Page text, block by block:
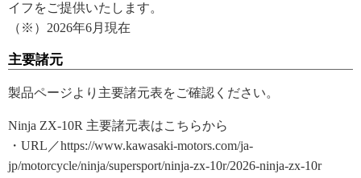
イフをご提供いたします。
（※）2026年6月現在
主要諸元
製品ページより主要諸元表をご確認ください。
Ninja ZX-10R 主要諸元表はこちらから
・URL／https://www.kawasaki-motors.com/ja-
jp/motorcycle/ninja/supersport/ninja-zx-10r/2026-ninja-zx-10r